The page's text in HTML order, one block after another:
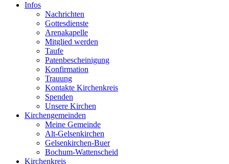
Infos
Nachrichten
Gottesdienste
Arenakapelle
Mitglied werden
Taufe
Patenbescheinigung
Konfirmation
Trauung
Kontakte Kirchenkreis
Spenden
Unsere Kirchen
Kirchengemeinden
Meine Gemeinde
Alt-Gelsenkirchen
Gelsenkirchen-Buer
Bochum-Wattenscheid
Kirchenkreis